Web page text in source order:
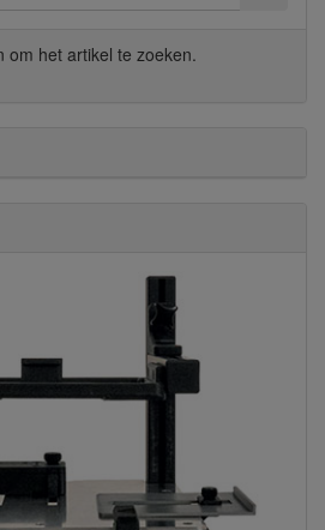
om het artikel te zoeken.